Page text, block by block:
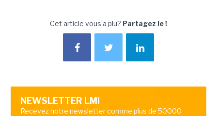
Cet article vous a plu? Partagez le !
NEWSLETTER LMI
Recevez notre newsletter comme plus de 50000